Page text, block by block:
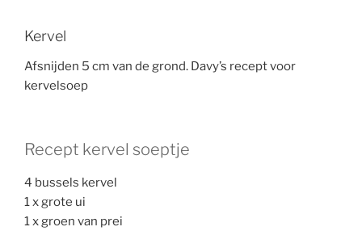
Kervel
Afsnijden 5 cm van de grond. Davy’s recept voor
kervelsoep
Recept kervel soeptje
4 bussels kervel
1 x grote ui
1 x groen van prei